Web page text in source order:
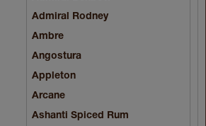
Admiral Rodney
Ambre
Angostura
Appleton
Arcane
Ashanti Spiced Rum